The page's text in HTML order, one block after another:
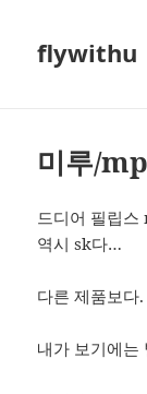
flywithu
미루/
드디어 필립스
역시 sk다…
다른 제품보다
내가 보기에는